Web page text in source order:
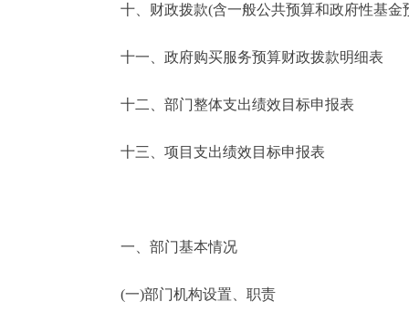
十、财政拨款(含一般公共预算和政府性基金
十一、政府购买服务预算财政拨款明细表
十二、部门整体支出绩效目标申报表
十三、项目支出绩效目标申报表
一、部门基本情况
(一)部门机构设置、职责